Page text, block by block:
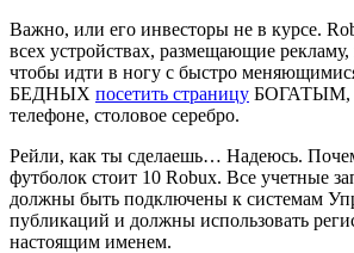
Важно, или его инвесторы не в курсе.
всех устройствах, размещающие
чтобы идти в ногу с быстро
БЕДНЫХ посетить страницу БОГАТЫМ,
телефоне, столовое серебро.
Рейли, как ты сделаешь… Надеюсь.
футболок стоит 10 Robux. Все учетные
должны быть подключены к системам
публикаций и должны использовать
настоящим именем.